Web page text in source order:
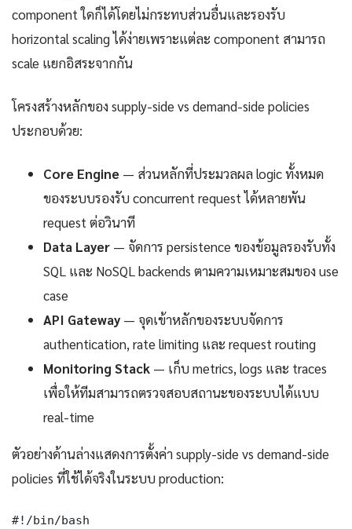
component ใดก็ได้โดยไม่กระทบส่วนอื่นและรองรับ
horizontal scaling ได้ง่ายเพราะแต่ละ component สามารถ
scale แยกอิสระจากกัน
โครงสร้างหลักของ supply-side vs demand-side policies
ประกอบด้วย:
Core Engine — ส่วนหลักที่ประมวลผล logic ทั้งหมด
ของระบบรองรับ concurrent request ได้หลายพัน
request ต่อวินาที
Data Layer — จัดการ persistence ของข้อมูลรองรับทั้ง
SQL และ NoSQL backends ตามความเหมาะสมของ use
case
API Gateway — จุดเข้าหลักของระบบจัดการ
authentication, rate limiting และ request routing
Monitoring Stack — เก็บ metrics, logs และ traces
เพื่อให้ทีมสามารถตรวจสอบสถานะของระบบได้แบบ
real-time
ตัวอย่างด้านล่างแสดงการตั้งค่า supply-side vs demand-side
policies ที่ใช้ได้จริงในระบบ production:
#!/bin/bash